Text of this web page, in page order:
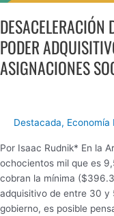
PODER
ASIGNACIONES
Destacada, Economía
Por Isaac Rudnik* En la
ochocientos mil que es
cobran la mínima
adquisitivo de entre 30 y
gobierno, es posible